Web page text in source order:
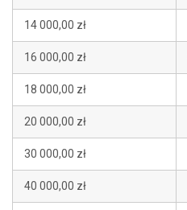
14 000,00 zł
16 000,00 zł
18 000,00 zł
20 000,00 zł
30 000,00 zł
40 000,00 zł